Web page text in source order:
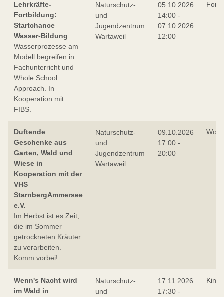
Lehrkräfte-
Fortbildung:
Startchance
Wasser-Bildung
Wasserprozesse am
Modell begreifen in
Fachunterricht und
Whole School
Approach. In
Kooperation mit
FIBS.
Naturschutz-
und
Jugendzentrum
Wartaweil
05.10.2026
14:00 -
07.10.2026
12:00
Duftende
Geschenke aus
Garten, Wald und
Wiese in
Kooperation mit der
VHS
StarnbergAmmersee
e.V.
Im Herbst ist es Zeit,
die im Sommer
getrockneten Kräuter
zu verarbeiten.
Komm vorbei!
Naturschutz-
und
Jugendzentrum
Wartaweil
09.10.2026
17:00 -
20:00
Wenn's Nacht wird
im Wald in
Naturschutz-
und
17.11.2026
17:30 -